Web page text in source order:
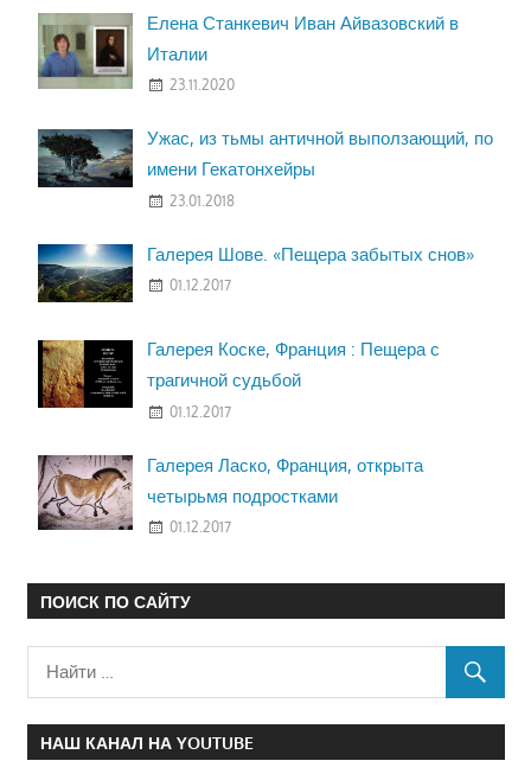
Елена Станкевич Иван Айвазовский в
Италии
23.11.2020
Ужас, из тьмы античной выползающий, по
имени Гекатонхейры
23.01.2018
Галерея Шове. «Пещера забытых снов»
01.12.2017
Галерея Коске, Франция : Пещера с
трагичной судьбой
01.12.2017
Галерея Ласко, Франция, открыта
четырьмя подростками
01.12.2017
ПОИСК ПО САЙТУ
НАШ КАНАЛ НА YOUTUBE